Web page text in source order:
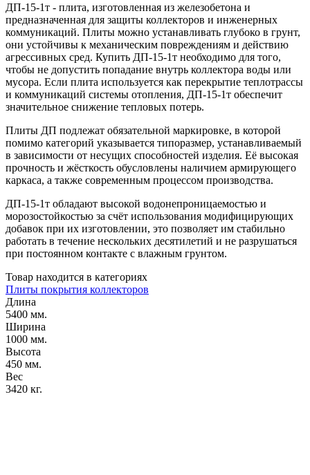
ДП-15-1т - плита, изготовленная из железобетона и
предназначенная для защиты коллекторов и инженерных
коммуникаций. Плиты можно устанавливать глубоко в грунт,
они устойчивы к механическим повреждениям и действию
агрессивных сред. Купить ДП-15-1т необходимо для того,
чтобы не допустить попадание внутрь коллектора воды или
мусора. Если плита используется как перекрытие теплотрассы
и коммуникаций системы отопления, ДП-15-1т обеспечит
значительное снижение тепловых потерь.
Плиты ДП подлежат обязательной маркировке, в которой
помимо категорий указывается типоразмер, устанавливаемый
в зависимости от несущих способностей изделия. Её высокая
прочность и жёсткость обусловлены наличием армирующего
каркаса, а также современным процессом производства.
ДП-15-1т обладают высокой водонепроницаемостью и
морозостойкостью за счёт использования модифицирующих
добавок при их изготовлении, это позволяет им стабильно
работать в течение нескольких десятилетий и не разрушаться
при постоянном контакте с влажным грунтом.
Товар находится в категориях
Плиты покрытия коллекторов
Длина
5400 мм.
Ширина
1000 мм.
Высота
450 мм.
Вес
3420 кг.